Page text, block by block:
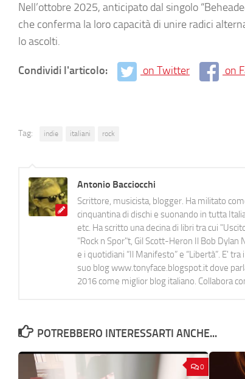
Nell’ottobre 2025, anticipato dal singolo
che conferma la loro capacità di unire radici
lo ascolti.
Condividi l'articolo: on Twitter on
Tag: indie italiani rock
Antonio Bacciocchi
Scrittore, musicista, blogger. Ha militato
cinquantina di dischi e suonando in tutta
etc. Ha scritto una decina di libri tra cui
"Rock n Spor"t, Gil Scott-Heron Il Bob Dylan
e i quotidiani “Il Manifesto” e “Libertà”. E'
suo blog www.tonyface.blogspot.it dove
2016 come miglior blog italiano. Collabora
POTREBBERO INTERESSARTI ANCHE...
0